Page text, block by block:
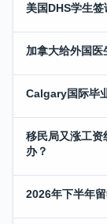
美国DHS学生
加拿大给外国
Calgary国际毕
移民局又涨工资
办？
2026年下半年